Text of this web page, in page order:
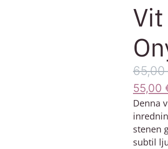
65,00
55,00
Denna
stenen
subtil